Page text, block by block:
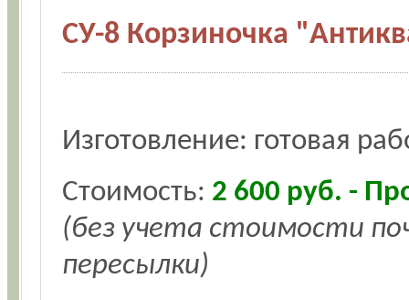
СУ-8 Корзиночка
Изготовление: готовая
Стоимость: 2 600 руб. -
(без учета стоимости
пересылки)